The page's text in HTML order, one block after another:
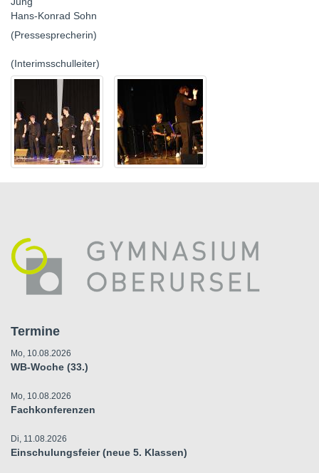
Hans-Konrad Sohn
(Pressesprecherin)
(Interimsschulleiter)
Termine
Mo, 10.08.2026
WB-Woche (33.)
Mo, 10.08.2026
Fachkonferenzen
Di, 11.08.2026
Einschulungsfeier (neue 5. Klassen)